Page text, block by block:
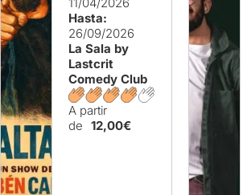
Hasta:
26/09/2026
La Sala by
Lastcrit
Comedy Club
A partir
de 12,00€